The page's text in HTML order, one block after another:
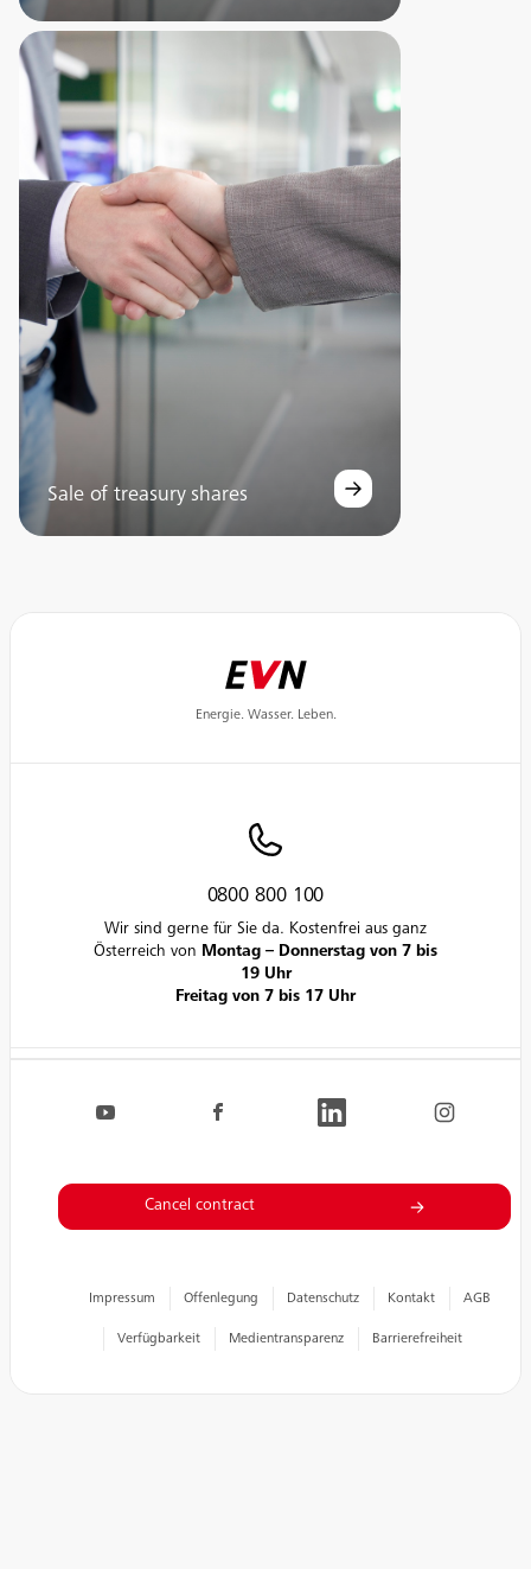
Sale of treasury shares
Energie. Wasser. Leben.
0800 800 100
Wir sind gerne für Sie da. Kostenfrei aus ganz
Österreich von Montag – Donnerstag von 7 bis
19 Uhr
Freitag von 7 bis 17 Uhr
Impressum Offenlegung Datenschutz Kontakt AGB
Verfügbarkeit Medientransparenz Barrierefreiheit
Cancel contract
Navigation.FooterSocialLinksLabel